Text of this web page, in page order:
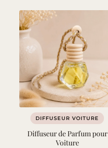
DIFFUSEUR VOITURE
Diffuseur de Parfum pour
Voiture